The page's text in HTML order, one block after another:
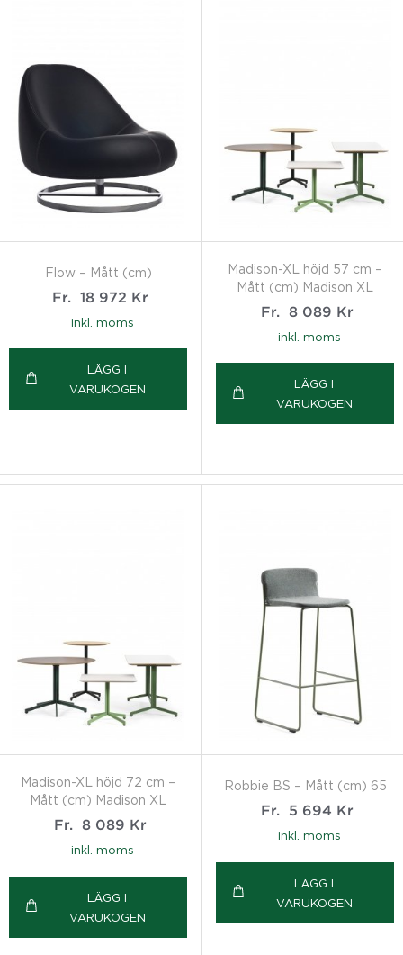
Flow – Mått (cm)
Fr.
18 972 Kr
inkl. moms
LÄGG I
VARUKOGEN
Madison-XL höjd 57 cm –
Mått (cm) Madison XL
Fr.
8 089 Kr
inkl. moms
LÄGG I
VARUKOGEN
Madison-XL höjd 72 cm –
Mått (cm) Madison XL
Fr.
8 089 Kr
inkl. moms
LÄGG I
VARUKOGEN
Robbie BS – Mått (cm) 65
Fr.
5 694 Kr
inkl. moms
LÄGG I
VARUKOGEN